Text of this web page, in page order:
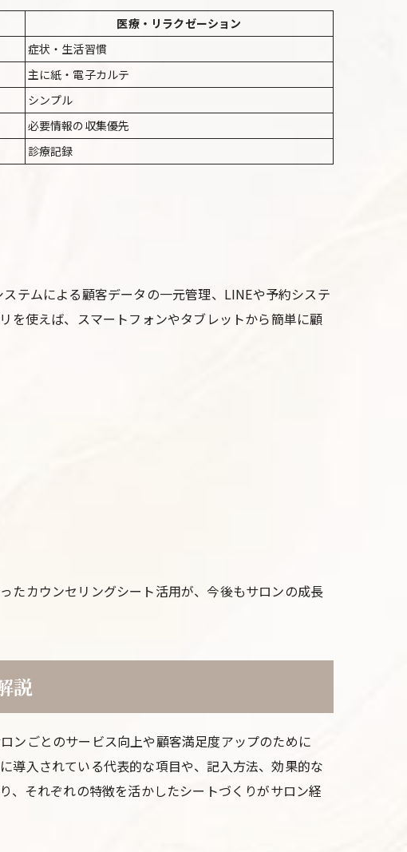
医療・リラクゼーション
症状・生活習慣
主に紙・電子カルテ
シンプル
必要情報の収集優先
診療記録
テムによる顧客データの一元管理、LINEや予約システ
を使えば、スマートフォンやタブレットから簡単に顧
たカウンセリングシート活用が、今後もサロンの成長
説
ンごとのサービス向上や顧客満足度アップのために
導入されている代表的な項目や、記入方法、効果的な
、それぞれの特徴を活かしたシートづくりがサロン経